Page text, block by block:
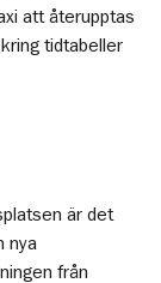
att återupptas
tidtabeller
är det
nya
från